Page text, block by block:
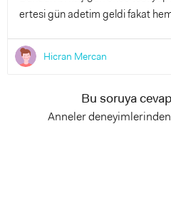
ertesi gün adetim geldi fakat
Hicran Mercan
Bu soruya
Anneler